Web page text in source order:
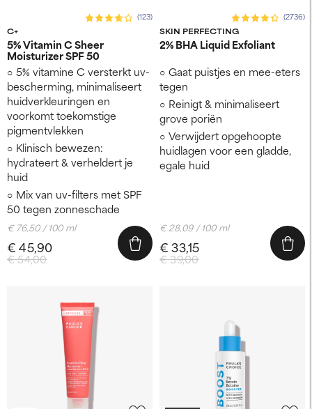
C+
(123)
5% Vitamin C Sheer
Moisturizer SPF 50
5% vitamine C versterkt uv-
bescherming, minimaliseert
huidverkleuringen en
voorkomt toekomstige
pigmentvlekken
Klinisch bewezen:
hydrateert & verheldert je
huid
Mix van uv-filters met SPF
50 tegen zonneschade
€ 54,00
€ 45,90
€ 76,50 / 100 ml
SKIN PERFECTING
(2736)
2% BHA Liquid Exfoliant
Gaat puistjes en mee-eters
tegen
Reinigt & minimaliseert
grove poriën
Verwijdert opgehoopte
huidlagen voor een gladde,
egale huid
€ 39,00
€ 33,15
€ 28,09 / 100 ml